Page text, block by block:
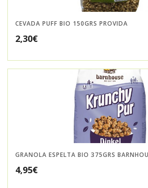
CEVADA PUFF BIO 150GRS PROVIDA
2,30€
GRANOLA ESPELTA BIO 375GRS
4,95€